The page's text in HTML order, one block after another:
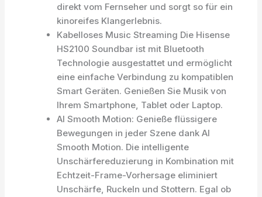
direkt vom Fernseher und sorgt so für ein
kinoreifes Klangerlebnis.
Kabelloses Music Streaming Die Hisense
HS2100 Soundbar ist mit Bluetooth
Technologie ausgestattet und ermöglicht
eine einfache Verbindung zu kompatiblen
Smart Geräten. Genießen Sie Musik von
Ihrem Smartphone, Tablet oder Laptop.
AI Smooth Motion: Genieße flüssigere
Bewegungen in jeder Szene dank AI
Smooth Motion. Die intelligente
Unschärfereduzierung in Kombination mit
Echtzeit-Frame-Vorhersage eliminiert
Unschärfe, Ruckeln und Stottern. Egal ob